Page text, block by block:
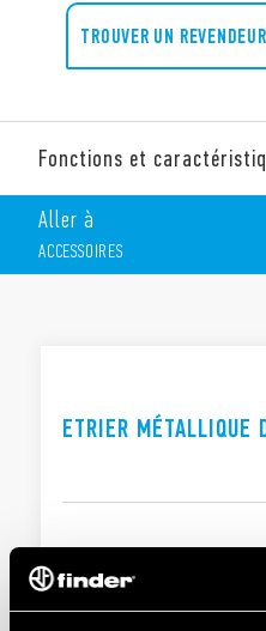
TROUVER UN REVENDEUR
Fonctions et
Support à souder type 94.23
pour relais 55.33.
Rigidité diélectique : 2 kV AC
Température ambiante :
Aller à
ACCESSOIRES
CERTIFICATIONS
ETRIER MÉTALLIQUE